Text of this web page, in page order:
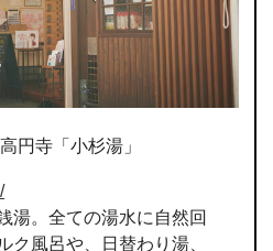
円寺「小杉湯」
湯。全ての湯水に自然回
ク風呂や、日替わり湯、